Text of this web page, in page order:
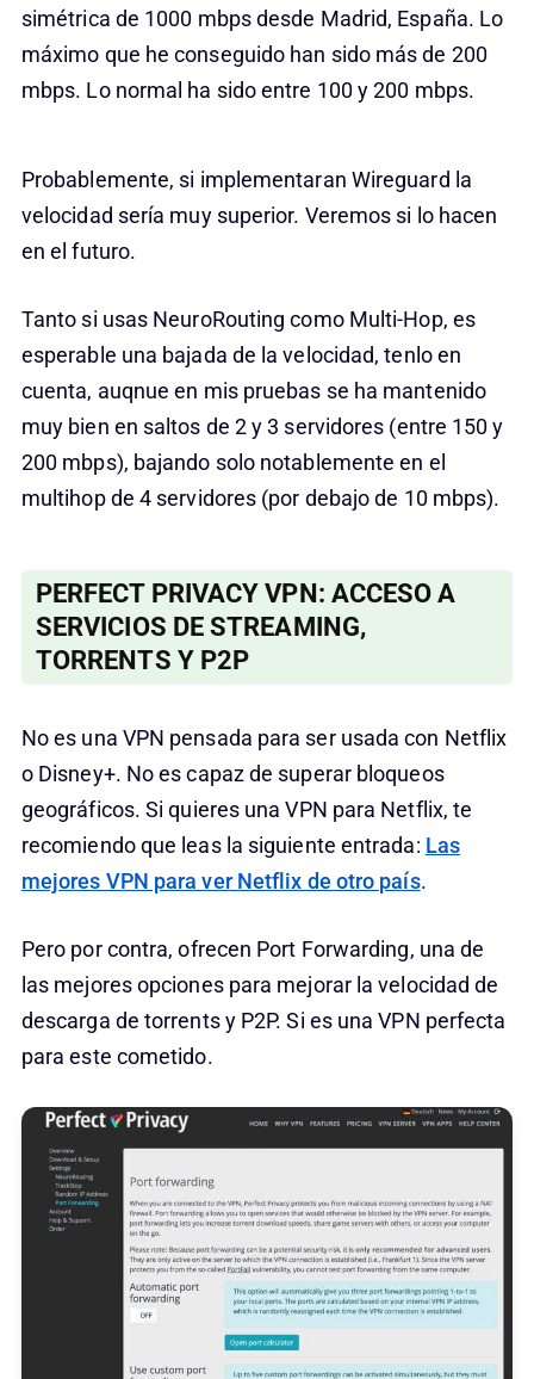
simétrica de 1000 mbps desde Madrid, España. Lo
máximo que he conseguido han sido más de 200
mbps. Lo normal ha sido entre 100 y 200 mbps.
Probablemente, si implementaran Wireguard la
velocidad sería muy superior. Veremos si lo hacen
en el futuro.
Tanto si usas NeuroRouting como Multi-Hop, es
esperable una bajada de la velocidad, tenlo en
cuenta, auqnue en mis pruebas se ha mantenido
muy bien en saltos de 2 y 3 servidores (entre 150 y
200 mbps), bajando solo notablemente en el
multihop de 4 servidores (por debajo de 10 mbps).
PERFECT PRIVACY VPN: ACCESO A
SERVICIOS DE STREAMING,
TORRENTS Y P2P
No es una VPN pensada para ser usada con Netflix
o Disney+. No es capaz de superar bloqueos
geográficos. Si quieres una VPN para Netflix, te
recomiendo que leas la siguiente entrada: Las
mejores VPN para ver Netflix de otro país.
Pero por contra, ofrecen Port Forwarding, una de
las mejores opciones para mejorar la velocidad de
descarga de torrents y P2P. Si es una VPN perfecta
para este cometido.